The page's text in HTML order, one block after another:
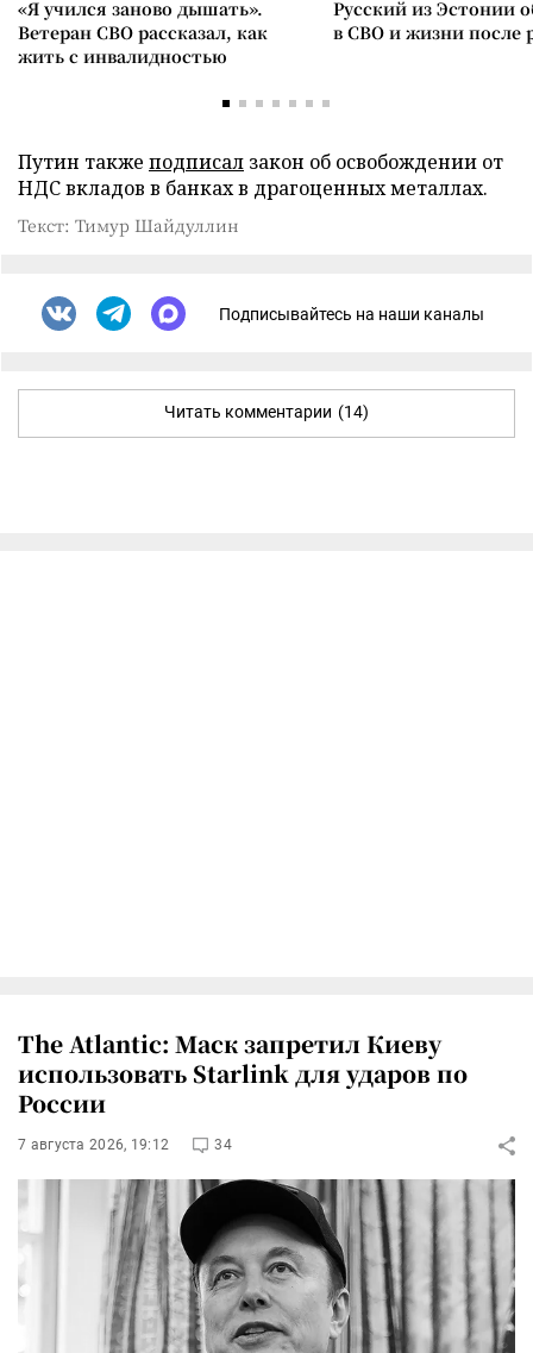
«Я учился заново дышать».
Ветеран СВО рассказал, как
жить с инвалидностью
Русский из Эстонии
в СВО и жизни после
Путин также подписал закон об освобождении от
НДС вкладов в банках в драгоценных металлах.
Текст: Тимур Шайдуллин
Подписывайтесь на наши каналы
Читать комментарии (14)
The Atlantic: Маск запретил Киеву
использовать Starlink для ударов по
России
7 августа 2026, 19:12 34